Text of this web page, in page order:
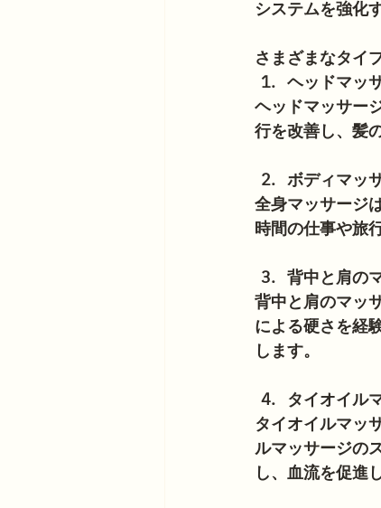
システムを強化
さまざまなタイ
ヘッドマッ
ヘッドマッサー
行を改善し、髪
ボディマッ
全身マッサージ
時間の仕事や旅
背中と肩の
背中と肩のマッ
による硬さを経
します。
タイオイル
タイオイルマッ
ルマッサージの
し、血流を促進